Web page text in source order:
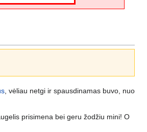
, vėliau netgi ir spausdinamas buvo, nuo
prisimena bei geru žodžiu mini! O